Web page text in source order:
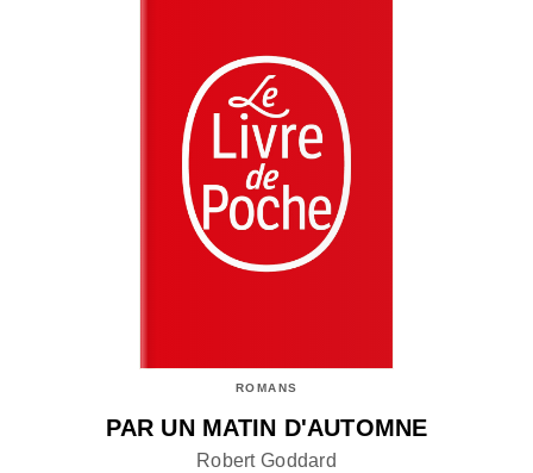
ROMANS
PAR UN MATIN D'AUTOMNE
Robert Goddard